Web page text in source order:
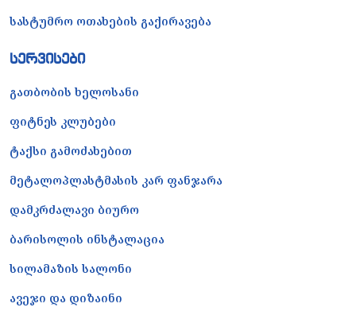
სასტუმრო ოთახების გაქირავება
სერვისები
გათბობის ხელოსანი
ფიტნეს კლუბები
ტაქსი გამოძახებით
მეტალოპლასტმასის კარ ფანჯარა
დამკრძალავი ბიურო
ბარისოლის ინსტალაცია
სილამაზის სალონი
ავეჯი და დიზაინი